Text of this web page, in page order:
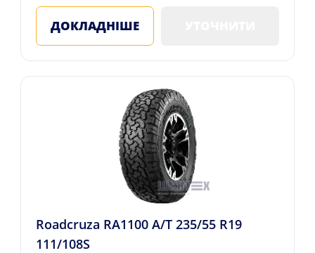
ДОКЛАДНІШЕ
Roadcruza RA1100 A/T 235/55 R19
111/108S